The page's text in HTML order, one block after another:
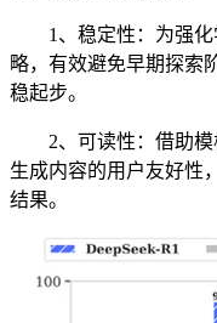
1、稳定性：为强化
略，有效避免早期探索
稳起步。
2、可读性：借助模
生成内容的用户友好性
结果。